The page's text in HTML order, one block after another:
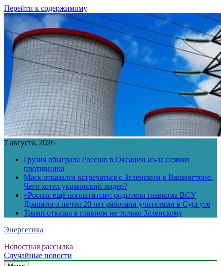
Перейти к содержимому
7 августа, 2026
Грузия обыграла Россию в Океании из-за неявки
противника
Маск отказался встречаться с Зеленским в Вашингтоне.
Чего хотел украинский лидер?
«Россия ещё поплатится»: родители главкома ВСУ
Драпатого почти 20 лет работали учителями в Сургуте
Трамп отказал в главном не только Зеленскому
Энергетика
Новостная рассылка
Случайные новости